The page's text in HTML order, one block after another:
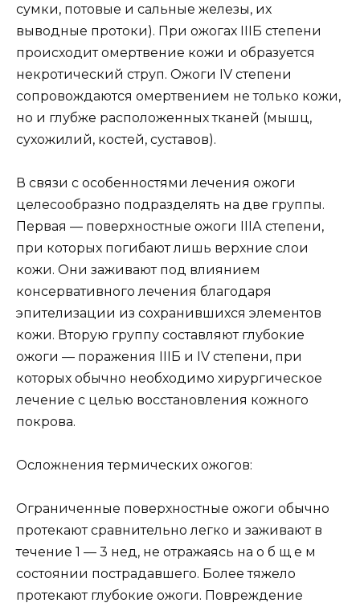
сумки, потовые и сальные железы, их
выводные протоки). При ожогах IIIБ степени
происходит омертвение кожи и образуется
некротический струп. Ожоги IV степени
сопровождаются омертвением не только кожи,
но и глубже расположенных тканей (мышц,
сухожилий, костей, суставов).
В связи с особенностями лечения ожоги
целесообразно подразделять на две группы.
Первая — поверхностные ожоги IIIА степени,
при которых погибают лишь верхние слои
кожи. Они заживают под влиянием
консервативного лечения благодаря
эпителизации из сохранившихся элементов
кожи. Вторую группу составляют глубокие
ожоги — поражения IIIБ и IV степени, при
которых обычно необходимо хирургическое
лечение с целью восстановления кожного
покрова.
Осложнения термических ожогов:
Ограниченные поверхностные ожоги обычно
протекают сравнительно легко и заживают в
течение 1 — 3 нед, не отражаясь на о б щ е м
состоянии пострадавшего. Более тяжело
протекают глубокие ожоги. Повреждение